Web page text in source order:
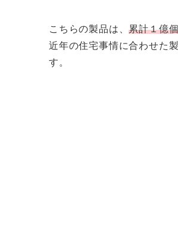
こちらの製品は、累計１億
近年の住宅事情に合わせた
す。